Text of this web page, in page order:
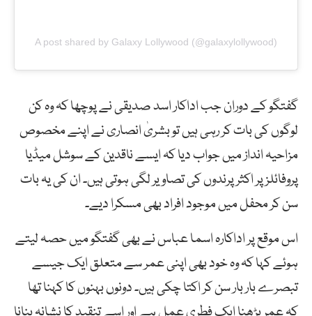
A post shared by Galaxy Lollywood (@galaxylollywood)
گفتگو کے دوران جب اداکار اسد صدیقی نے پوچھا کہ وہ کن
لوگوں کی بات کر رہی ہیں تو بشریٰ انصاری نے اپنے مخصوص
مزاحیہ انداز میں جواب دیا کہ ایسے ناقدین کے سوشل میڈیا
پروفائلز پر اکثر پرندوں کی تصاویر لگی ہوتی ہیں۔ ان کی یہ بات
سن کر محفل میں موجود افراد بھی مسکرا دیے۔
اس موقع پر اداکارہ اسما عباس نے بھی گفتگو میں حصہ لیتے
ہوئے کہا کہ وہ خود بھی اپنی عمر سے متعلق ایک جیسے
تبصرے بار بار سن کر اکتا چکی ہیں۔ دونوں بہنوں کا کہنا تھا